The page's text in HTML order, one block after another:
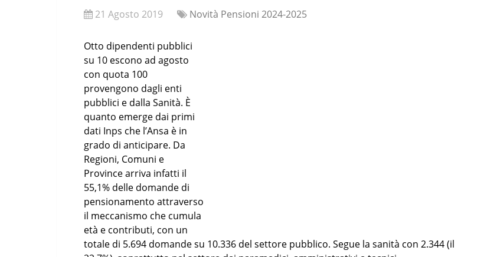
21 Agosto 2019 Novità Pensioni 2024-2025
Otto dipendenti pubblici
su 10 escono ad agosto
con quota 100
provengono dagli enti
pubblici e dalla Sanità. È
quanto emerge dai primi
dati Inps che l’Ansa è in
grado di anticipare. Da
Regioni, Comuni e
Province arriva infatti il
55,1% delle domande di
pensionamento attraverso
il meccanismo che cumula
età e contributi, con un
totale di 5.694 domande su 10.336 del settore pubblico. Segue la sanità con 2.344 (il